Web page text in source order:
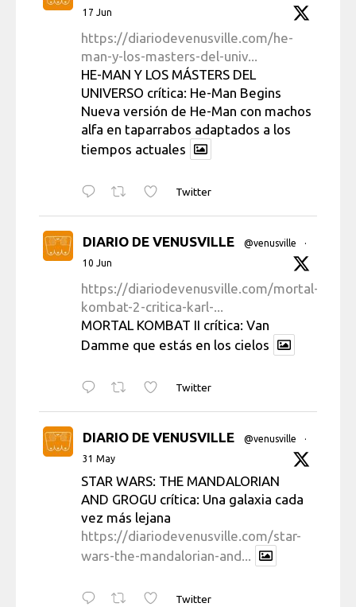
17 Jun
https://diariodevenusville.com/he-
man-y-los-masters-del-univ...
HE-MAN Y LOS MÁSTERS DEL
UNIVERSO crítica: He-Man Begins
Nueva versión de He-Man con machos
alfa en taparrabos adaptados a los
tiempos actuales
Twitter
DIARIO DE VENUSVILLE @venusville
·
10 Jun
https://diariodevenusville.com/mortal-
kombat-2-critica-karl-...
MORTAL KOMBAT II crítica: Van
Damme que estás en los cielos
Twitter
DIARIO DE VENUSVILLE @venusville
·
31 May
STAR WARS: THE MANDALORIAN
AND GROGU crítica: Una galaxia cada
vez más lejana
https://diariodevenusville.com/star-
wars-the-mandalorian-and...
Twitter